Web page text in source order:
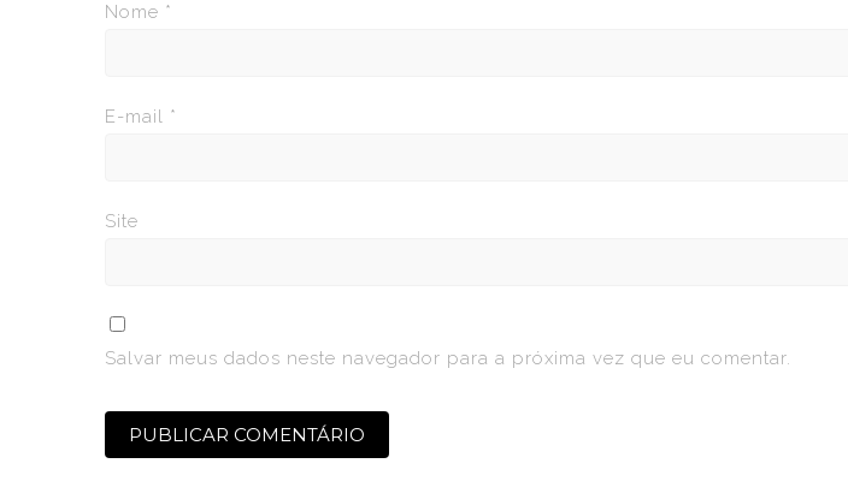
Nome *
E-mail *
Site
Salvar meus dados neste navegador para a próxima vez que eu comentar.